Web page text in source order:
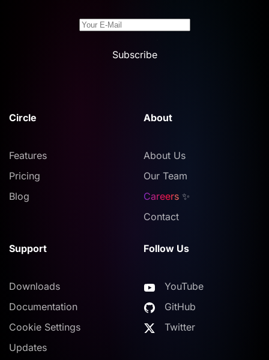
Subscribe
Circle
Features
Pricing
Blog
About
About Us
Our Team
Careers ✨
Contact
Support
Downloads
Documentation
Cookie Settings
Updates
Follow Us
YouTube
GitHub
Twitter